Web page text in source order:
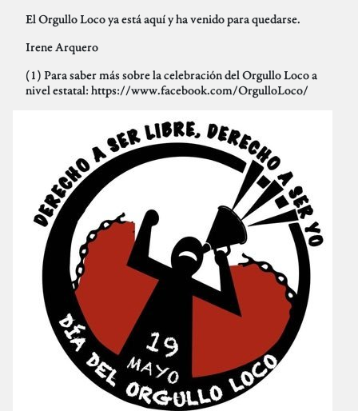
El Orgullo Loco ya está aquí y ha venido para quedarse.
Irene Arquero
(1) Para saber más sobre la celebración del Orgullo Loco a
nivel estatal: https://www.facebook.com/OrgulloLoco/